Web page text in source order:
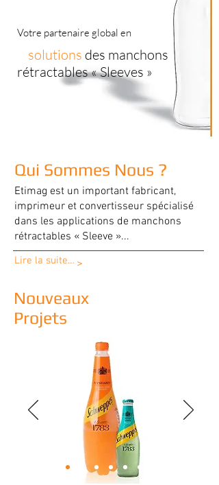
Votre partenaire global en
solutions des manchons
rétractables « Sleeves »
Qui Sommes Nous ?
Etimag est un important fabricant,
imprimeur et convertisseur spécialisé
dans les applications de manchons
rétractables « Sleeve »...
Lire la suite… >
Nouveaux
Projets